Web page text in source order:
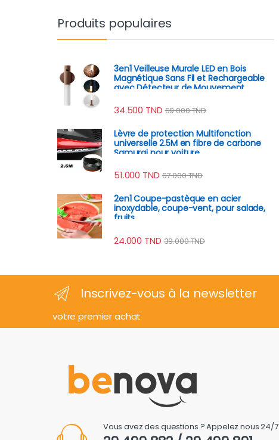
Produits populaires
3en1 Veilleuse Murale LED en Bois
Magnétique Sans Fil et Rechargeable
avec Détecteur de Mouvement
34.500 TND 69.000TND
Lèvre de protection Multifonction
universelle 2.5M en fibre de carbone
Samurai pour voiture
51.000 TND 67.000TND
2en1 Coupe-pastèque en acier
inoxydable, coupe-vent, pour salade,
fruits
24.000 TND 39.000TND
Inscrivez-vous à la newsletter
votre premier achat
Vous avez des questions ? Appelez nous 24/7